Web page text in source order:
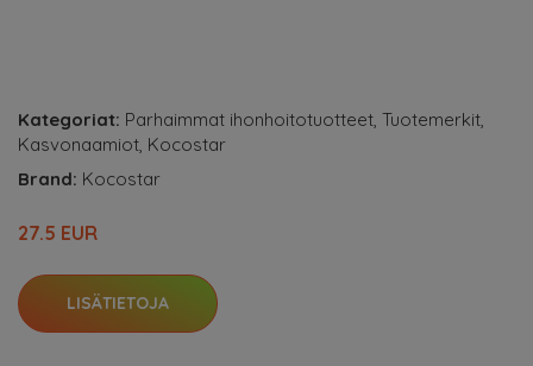
Kategoriat: Parhaimmat ihonhoitotuotteet, Tuotemerkit,
Kasvonaamiot, Kocostar
Brand: Kocostar
27.5 EUR
LISÄTIETOJA